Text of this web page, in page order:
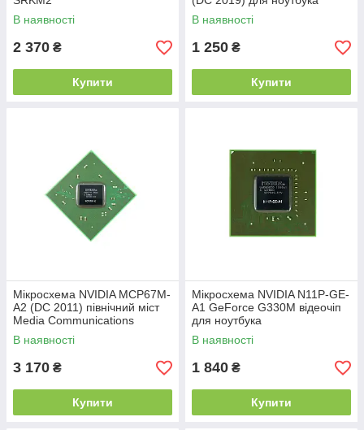
В наявності
2 370 ₴
Купити
В наявності
1 250 ₴
Купити
Мікросхема NVIDIA MCP67M-
A2 (DC 2011) північний міст
Media Communications
Processor для ноутбука
В наявності
3 170 ₴
Купити
Мікросхема NVIDIA N11P-GE-
A1 GeForce G330M відеочіп
для ноутбука
В наявності
1 840 ₴
Купити